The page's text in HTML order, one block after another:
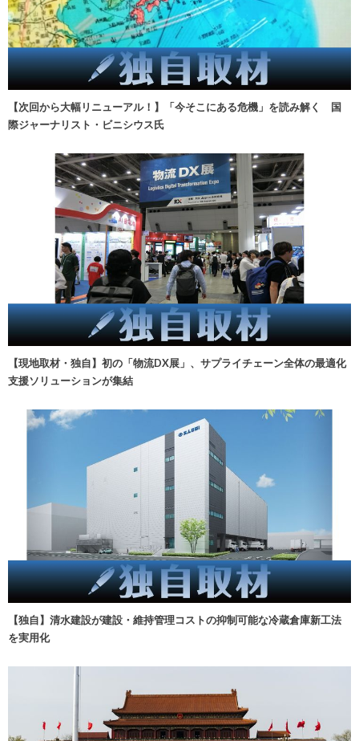
【次回から大幅リニューアル！】「今そこにある危機」を読み解く 国
際ジャーナリスト・ビニシウス氏
【現地取材・独自】初の「物流DX展」、サプライチェーン全体の最適化
支援ソリューションが集結
【独自】清水建設が建設・維持管理コストの抑制可能な冷蔵倉庫新工法
を実用化